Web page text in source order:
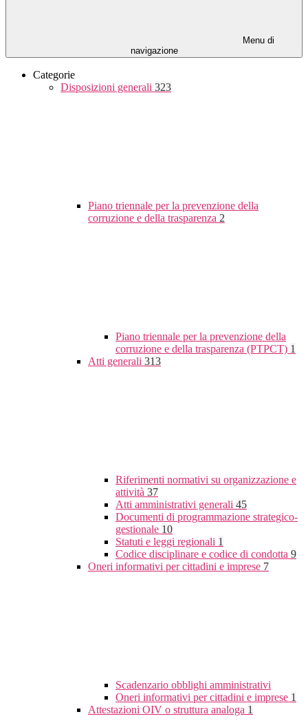
Menu di
navigazione
Categorie
Disposizioni generali 323
Piano triennale per la prevenzione della
corruzione e della trasparenza 2
Piano triennale per la prevenzione della
corruzione e della trasparenza (PTPCT) 1
Atti generali 313
Riferimenti normativi su organizzazione e
attività 37
Atti amministrativi generali 45
Documenti di programmazione strategico-
gestionale 10
Statuti e leggi regionali 1
Codice disciplinare e codice di condotta 9
Oneri informativi per cittadini e imprese 7
Scadenzario obblighi amministrativi
Oneri informativi per cittadini e imprese 1
Attestazioni OIV o struttura analoga 1